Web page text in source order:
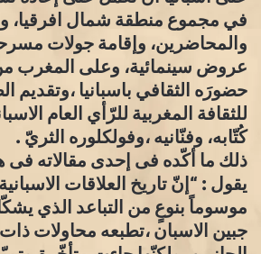
في مجموع منطقة شمال افرقيا،
والمحاضرين، وإقامة جولات
عروض سينمائية، وعلى المغرب
حضورَه الثقافي باسبانيا ،وتقديم
للثقافة المغربية للرّأي العام
كُتّابه، وفنّانيه ،وفولكلوره الثريّ .
ذلك ما أكّده فى إحدى مقالاته فى
يقول : “إنّ تاريخ العلاقات
موسوماً بنوعٍ من التباعد الذي
جبين الاسبان ،تطبعه محاولات